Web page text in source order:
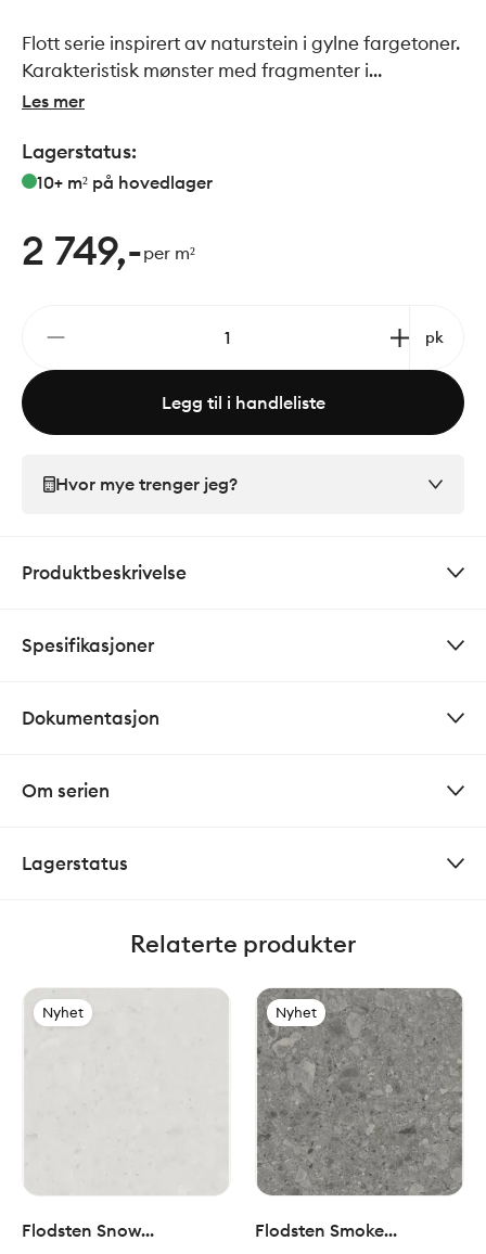
Flott serie inspirert av naturstein i gylne fargetoner.
Karakteristisk mønster med fragmenter i
forskjellige former, størrelser og farger.
perfekt i dagens trendbilde.
Les mer
Lagerstatus:
10+ m² på hovedlager
2 749,-per m²
pk
Legg til i handleliste
Hvor mye trenger jeg?
Produktbeskrivelse
Spesifikasjoner
Dokumentasjon
Om serien
Lagerstatus
Relaterte produkter
Nyhet
Flodsten Snow
Nyhet
Flodsten Smoke